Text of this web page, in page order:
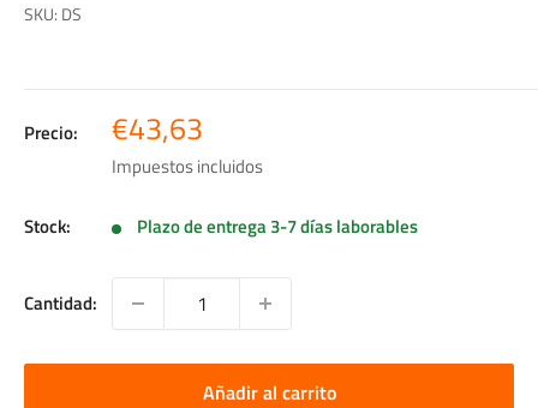
SKU: DS
Precio: Precio
de
venta
€43,63
Impuestos incluidos
Stock: Plazo de entrega 3-7 días laborables
Cantidad:
Añadir al carrito